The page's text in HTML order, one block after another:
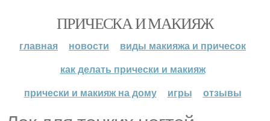
ПРИЧЕСКА И МАКИЯЖ
главная новости
виды макияжа и причесок
как делать прически и макияж
прически и макияж на дому
игры отзывы